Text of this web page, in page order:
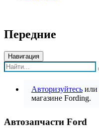
Передние
Навигация
Авторизуйтесь или
магазине Fording.
Автозапчасти Ford